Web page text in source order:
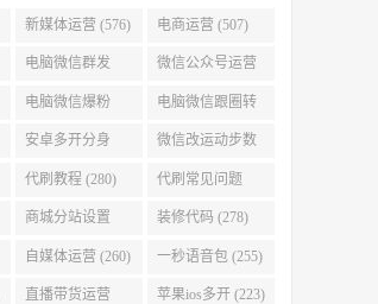
新媒体运营 (576) 电商运营 (507)
电脑微信群发
(477)
微信公众号运营
(404)
电脑微信爆粉
(384)
电脑微信跟圈转
发 (379)
安卓多开分身
(333)
微信改运动步数
(313)
代刷教程 (280) 代刷常见问题
(280)
商城分站设置
(278)
装修代码 (278)
自媒体运营 (260) 一秒语音包 (255)
直播带货运营 苹果ios多开 (223)